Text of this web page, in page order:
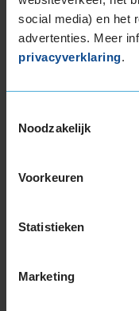
social media) en het
advertenties. Meer
privacyverklaring.
Noodzakelijk
Voorkeuren
Statistieken
Marketing
of
195/55R16 87V